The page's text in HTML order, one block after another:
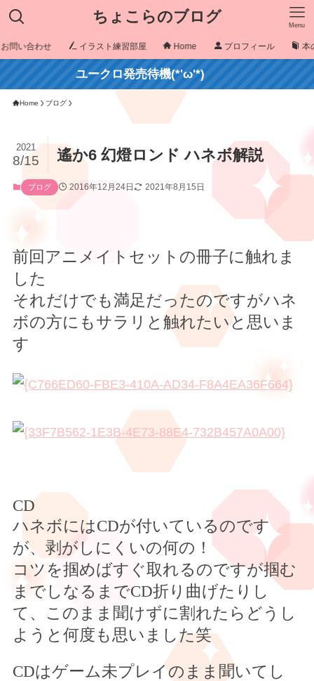
ちょこらのブログ Menu
問い合わせ イラスト練習部屋 Home プロフィール 本
ユークロ発売待機(*'ω'*)
Home ブログ
遙か6 幻燈ロンド ハネボ解説
2021
8/15
ブログ 2016年12月24日 2021年8月15日
前回アニメイトセットの冊子に触れま
した
それだけでも満足だったのですがハネ
ボの方にもサラリと触れたいと思いま
す
CD
ハネボにはCDが付いているのです
が、剥がしにくいの何の！
コツを掴めばすぐ取れるのですが掴む
までしなるまでCD折り曲げたりし
て、このまま聞けずに割れたらどうし
ようと何度も思いました笑
CDはゲーム未プレイのまま聞いてし